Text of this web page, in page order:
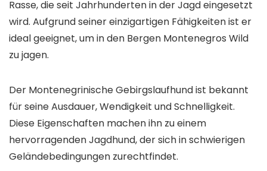
Rasse, die seit Jahrhunderten in der Jagd eingesetzt
wird. Aufgrund seiner einzigartigen Fähigkeiten ist er
ideal geeignet, um in den Bergen Montenegros Wild
zu jagen.
Der Montenegrinische Gebirgslaufhund ist bekannt
für seine Ausdauer, Wendigkeit und Schnelligkeit.
Diese Eigenschaften machen ihn zu einem
hervorragenden Jagdhund, der sich in schwierigen
Geländebedingungen zurechtfindet.